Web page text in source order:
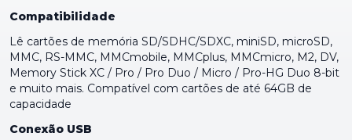
Compatibilidade
Lê cartões de memória SD/SDHC/SDXC, miniSD, microSD,
MMC, RS-MMC, MMCmobile, MMCplus, MMCmicro, M2, DV,
Memory Stick XC / Pro / Pro Duo / Micro / Pro-HG Duo 8-bit
e muito mais. Compatível com cartões de até 64GB de
capacidade
Conexão USB